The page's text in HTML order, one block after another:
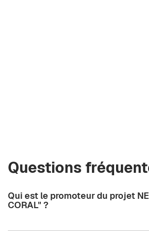
Questions
Qui est le promoteur du projet
CORAL" ?